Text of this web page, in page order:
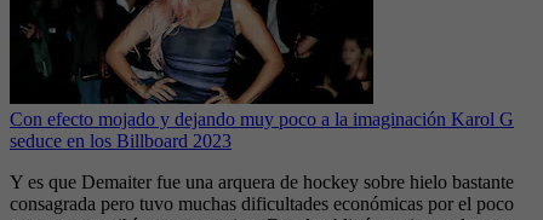
Con efecto mojado y dejando muy poco a la imaginación Karol G
seduce en los Billboard 2023
Y es que Demaiter fue una arquera de hockey sobre hielo bastante
consagrada pero tuvo muchas dificultades económicas por el poco